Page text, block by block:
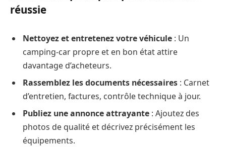
réussie
Nettoyez et entretenez votre véhicule : Un
camping-car propre et en bon état attire
davantage d’acheteurs.
Rassemblez les documents nécessaires : Carnet
d’entretien, factures, contrôle technique à jour.
Publiez une annonce attrayante : Ajoutez des
photos de qualité et décrivez précisément les
équipements.